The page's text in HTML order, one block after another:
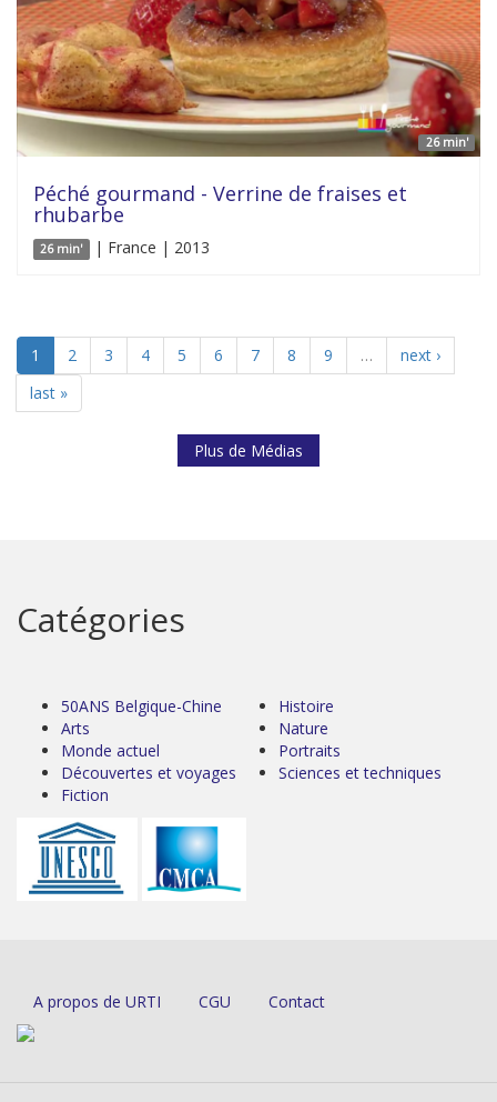
26 min'
Péché gourmand - Verrine de fraises et
rhubarbe
26 min' | France | 2013
1 2 3 4 5 6 7 8 9 …
next ›
last »
Plus de Médias
Catégories
50ANS Belgique-Chine
Arts
Monde actuel
Découvertes et voyages
Fiction
Histoire
Nature
Portraits
Sciences et techniques
A propos de URTI CGU Contact